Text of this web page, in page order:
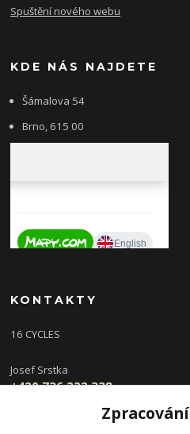
Spuštění nového webu
KDE NÁS NAJDETE
Šámalova 54
Brno, 615 00
KONTAKTY
16 CYCLES
Josef Srstka
+420 736 222 338